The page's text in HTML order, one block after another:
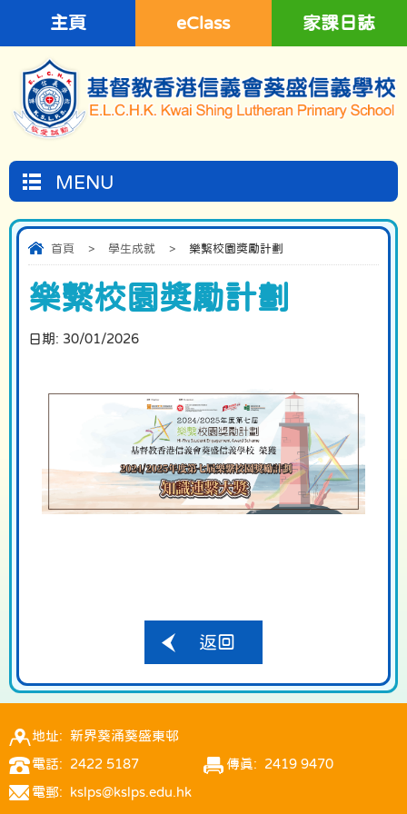
主頁 eClass 家課日誌
MENU
首頁 > 學生成就 > 樂繫校園獎勵計劃
樂繫校園獎勵計劃
日期: 30/01/2026
返回
地址: 新界葵涌葵盛東邨
電話: 2422 5187 傳真: 2419 9470
電郵: kslps@kslps.edu.hk